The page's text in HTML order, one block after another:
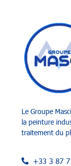
Le Groupe Masci
la peinture
traitement du
+33 3 87